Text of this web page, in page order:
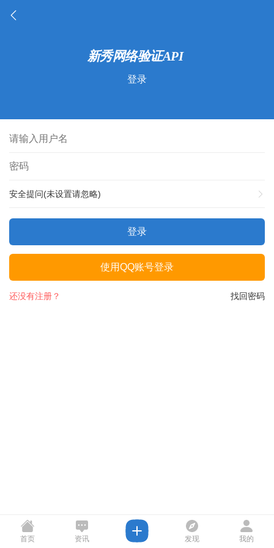
登录
安全提问(未设置请忽略)
登录
使用QQ账号登录
找回密码
还没有注册？
首页 资讯 发现 我的